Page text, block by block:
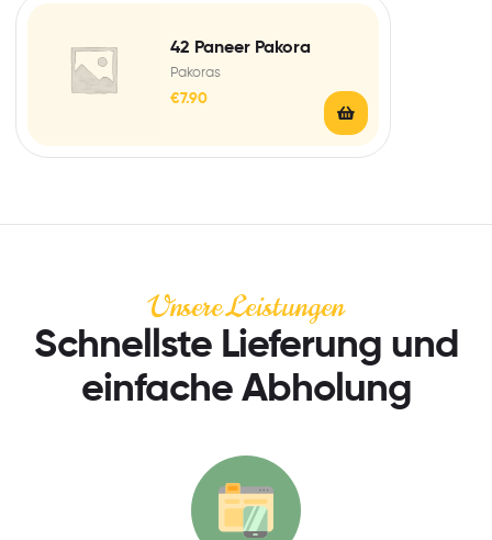
Pakoras
42 Paneer Pakora
€7.90
Unsere Leistungen
Schnellste Lieferung und
einfache Abholung